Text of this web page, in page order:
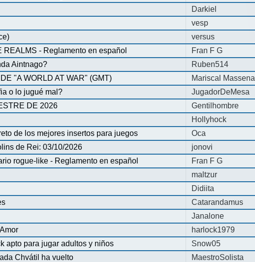
Darkiel
vesp
versus
- Reglamento en español Fran F G
Aintnago? Ruben514
"A WORLD AT WAR" (GMT) Mariscal Massena
o lo jugué mal? JugadorDeMesa
DE 2026 Gentilhombre
Hollyhock
de los mejores insertos para juegos Oca
de Rei: 03/10/2026 jonovi
rogue-like - Reglamento en español Fran F G
maltzur
Didiita
Catarandamus
Janalone
harlock1979
apto para jugar adultos y niños Snow05
Chvátil ha vuelto MaestroSolista